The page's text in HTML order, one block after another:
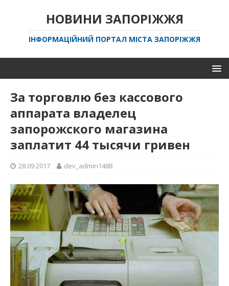
НОВИНИ ЗАПОРІЖЖЯ
ІНФОРМАЦІЙНИЙ ПОРТАЛ МІСТА ЗАПОРІЖЖЯ
За торговлю без кассового
аппарата владелец
запорожского магазина
заплатит 44 тысячи гривен
28.09.2017 dev_admin1488